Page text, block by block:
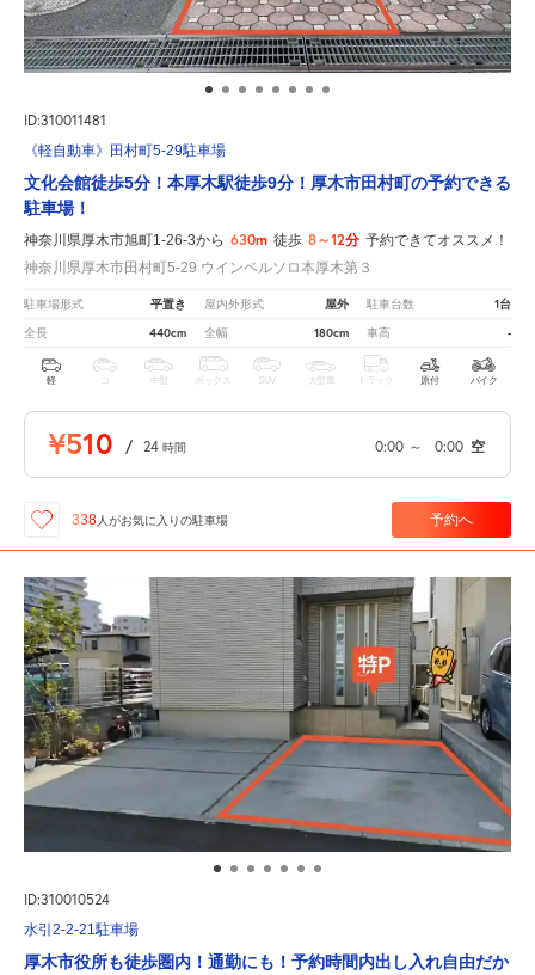
ID:310011481
《軽自動車》田村町5-29駐車場
文化会館徒歩5分！本厚木駅徒歩9分！厚木市田村町の予約できる
駐車場！
神奈川県厚木市旭町1-26-3から 630m 徒歩 8～12分 予約できてオススメ！
神奈川県厚木市田村町5-29 ウインベルソロ本厚木第３
駐車場形式 平置き 屋内外形式 屋外 駐車台数 1台
全長 440cm 全幅 180cm 車高 -
軽 中型 ボックス SUV 大型車 トラック 原付 バイク
¥510 / 24 時間 0:00 ～ 0:00 空
338人がお気に入りの駐車場 予約へ
ID:310010524
水引2-2-21駐車場
厚木市役所も徒歩圏内！通勤にも！予約時間内出し入れ自由だか